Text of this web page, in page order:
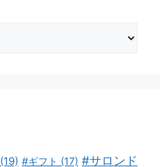
(19) #ギフト (17) #サロンド